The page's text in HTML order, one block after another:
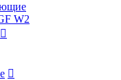
W2

